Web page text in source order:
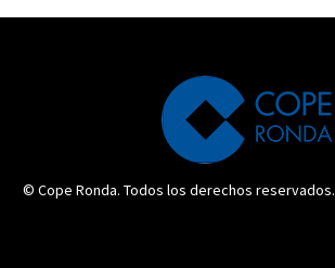
© Cope Ronda. Todos los derechos reservados.